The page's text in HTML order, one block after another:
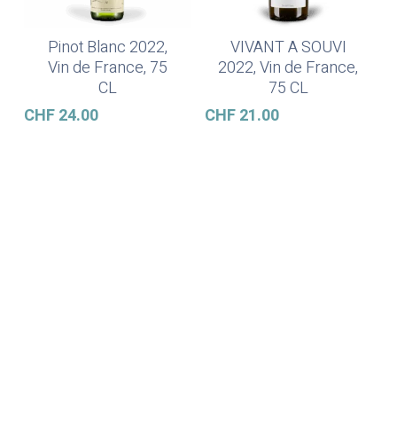
Weiterlesen
Pinot Blanc 2022,
Vin de France, 75
CL
CHF24.00
In Den Warenkorb
VIVANT A SOUVI
2022, Vin de France,
75 CL
CHF21.00